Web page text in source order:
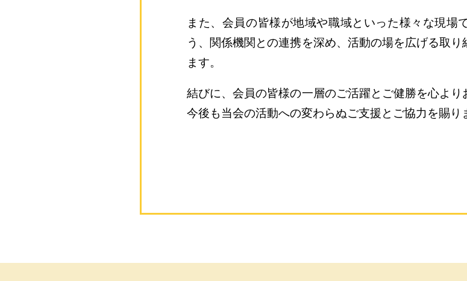
また、会員の皆様が地域や職域といった様々な現場
う、関係機関との連携を深め、活動の場を広げる取
ます。
結びに、会員の皆様の一層のご活躍とご健勝を心より
今後も当会の活動への変わらぬご支援とご協力を賜り